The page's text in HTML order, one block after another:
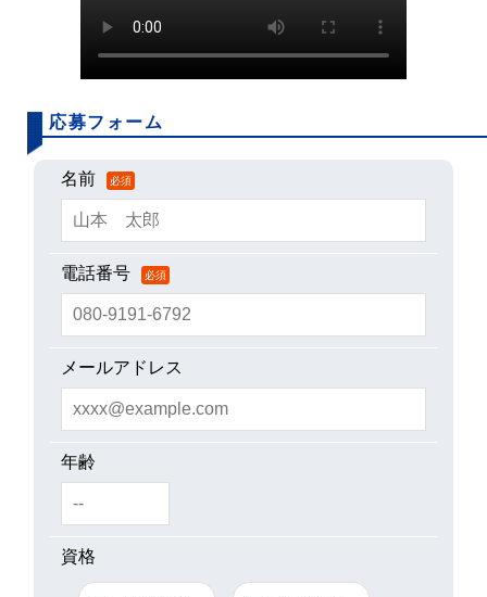
応募フォーム
名前 必須
電話番号 必須
メールアドレス
年齢
資格